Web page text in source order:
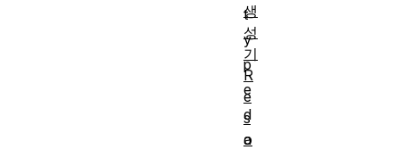
t
y
p
e
d
a
생
성
기
R
e
s
o